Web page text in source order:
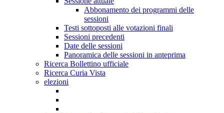
Abbonamento dei programmi delle
sessioni
Testi sottoposti alle votazioni finali
Sessioni precedenti
Date delle sessioni
Panoramica delle sessioni in anteprima
Ricerca Bollettino ufficiale
Ricerca Curia Vista
elezioni